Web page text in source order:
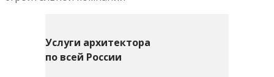
Услуги архитектора
по всей России